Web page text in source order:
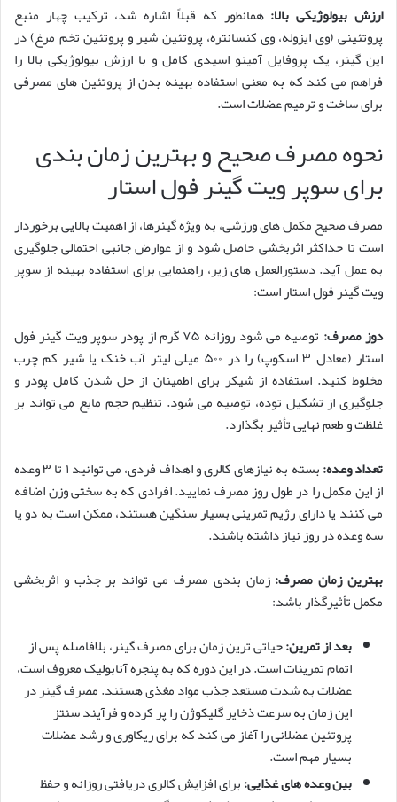
ارزش بیولوژیکی بالا: همانطور که قبلاً اشاره شد، ترکیب چهار منبع
پروتئینی (وی ایزوله، وی کنسانتره، پروتئین شیر و پروتئین تخم مرغ) در
این گینر، یک پروفایل آمینو اسیدی کامل و با ارزش بیولوژیکی بالا را
فراهم می کند که به معنی استفاده بهینه بدن از پروتئین های مصرفی
برای ساخت و ترمیم عضلات است.
نحوه مصرف صحیح و بهترین زمان بندی
برای سوپر ویت گینر فول استار
مصرف صحیح مکمل های ورزشی، به ویژه گینرها، از اهمیت بالایی برخوردار
است تا حداکثر اثربخشی حاصل شود و از عوارض جانبی احتمالی جلوگیری
به عمل آید. دستورالعمل های زیر، راهنمایی برای استفاده بهینه از سوپر
ویت گینر فول استار است:
دوز مصرف:
توصیه می شود روزانه ۷۵ گرم از پودر سوپر ویت گینر فول
استار (معادل ۳ اسکوپ) را در ۵۰۰ میلی لیتر آب خنک یا شیر کم چرب
مخلوط کنید. استفاده از شیکر برای اطمینان از حل شدن کامل پودر و
جلوگیری از تشکیل توده، توصیه می شود. تنظیم حجم مایع می تواند بر
غلظت و طعم نهایی تأثیر بگذارد.
تعداد وعده:
بسته به نیازهای کالری و اهداف فردی، می توانید ۱ تا ۳ وعده
از این مکمل را در طول روز مصرف نمایید. افرادی که به سختی وزن اضافه
می کنند یا دارای رژیم تمرینی بسیار سنگین هستند، ممکن است به دو یا
سه وعده در روز نیاز داشته باشند.
بهترین زمان مصرف: زمان بندی مصرف می تواند بر جذب و اثربخشی
مکمل تأثیرگذار باشد:
بعد از تمرین:حیاتی ترین زمان برای مصرف گینر، بلافاصله پس از
اتمام تمرینات است. در این دوره که به پنجره آنابولیک معروف است،
عضلات به شدت مستعد جذب مواد مغذی هستند. مصرف گینر در
این زمان به سرعت ذخایر گلیکوژن را پر کرده و فرآیند سنتز
پروتئین عضلانی را آغاز می کند که برای ریکاوری و رشد عضلات
بسیار مهم است.
بین وعده های غذایی:برای افزایش کالری دریافتی روزانه و حفظ